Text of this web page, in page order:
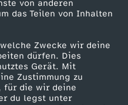
von anderen
das Teilen von Inhalten
Zwecke wir deine
dürfen. Dies
Gerät. Mit
Zustimmung zu
für die wir deine
du legst unter